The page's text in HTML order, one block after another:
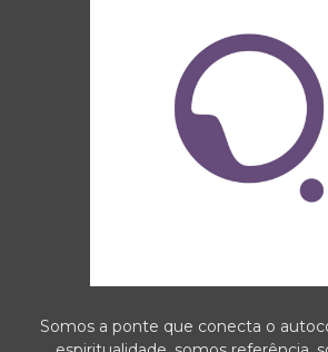
Somos a ponte que conecta o